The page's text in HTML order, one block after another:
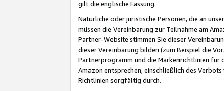
gilt die englische Fassung.
Natürliche oder juristische Personen, die an
müssen die Vereinbarung zur Teilnahme am
Partner-Website stimmen Sie dieser
dieser Vereinbarung bilden (zum Beispiel die
Partnerprogramm und die Markenrichtlinien für
Amazon entsprechen, einschließlich des
Richtlinien sorgfältig durch.